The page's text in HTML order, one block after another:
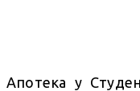
Апотека у